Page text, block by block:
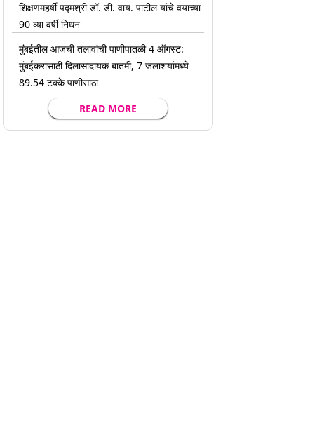
शिक्षणमहर्षी पद्मश्री डॉ. डी. वाय. पाटील यांचे वयाच्या
90 व्या वर्षी निधन
मुंबईतील आजची तलावांची पाणीपातळी 4 ऑगस्ट:
मुंबईकरांसाठी दिलासादायक बातमी, 7 जलाशयांमध्ये
89.54 टक्के पाणीसाठा
READ MORE